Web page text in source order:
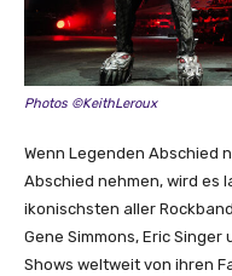
Photos ©KeithLeroux
Wenn Legenden Abschied
Abschied nehmen, wird es
ikonischsten aller
Gene Simmons, Eric
Shows weltweit von ihren